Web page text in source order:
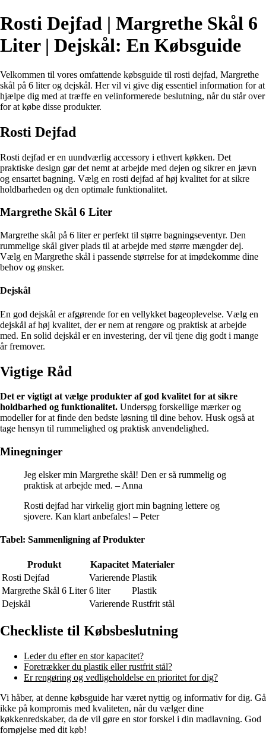
Rosti Dejfad | Margrethe Skål 6
Liter | Dejskål: En Købsguide
Velkommen til vores omfattende købsguide til rosti dejfad, Margrethe
skål på 6 liter og dejskål. Her vil vi give dig essentiel information for at
hjælpe dig med at træffe en velinformerede beslutning, når du står over
for at købe disse produkter.
Rosti Dejfad
Rosti dejfad er en uundværlig accessory i ethvert køkken. Det
praktiske design gør det nemt at arbejde med dejen og sikrer en jævn
og ensartet bagning. Vælg en rosti dejfad af høj kvalitet for at sikre
holdbarheden og den optimale funktionalitet.
Margrethe Skål 6 Liter
Margrethe skål på 6 liter er perfekt til større bagningseventyr. Den
rummelige skål giver plads til at arbejde med større mængder dej.
Vælg en Margrethe skål i passende størrelse for at imødekomme dine
behov og ønsker.
Dejskål
En god dejskål er afgørende for en vellykket bageoplevelse. Vælg en
dejskål af høj kvalitet, der er nem at rengøre og praktisk at arbejde
med. En solid dejskål er en investering, der vil tjene dig godt i mange
år fremover.
Vigtige Råd
Det er vigtigt at vælge produkter af god kvalitet for at sikre
holdbarhed og funktionalitet. Undersøg forskellige mærker og
modeller for at finde den bedste løsning til dine behov. Husk også at
tage hensyn til rummelighed og praktisk anvendelighed.
Minegninger
Jeg elsker min Margrethe skål! Den er så rummelig og
praktisk at arbejde med. – Anna
Rosti dejfad har virkelig gjort min bagning lettere og
sjovere. Kan klart anbefales! – Peter
Tabel: Sammenligning af Produkter
Produkt Kapacitet Materialer
Rosti Dejfad
Varierende Plastik
Margrethe Skål 6 Liter 6 liter
Plastik
Dejskål
Varierende Rustfrit stål
Checkliste til Købsbeslutning
Leder du efter en stor kapacitet?
Foretrækker du plastik eller rustfrit stål?
Er rengøring og vedligeholdelse en prioritet for dig?
Vi håber, at denne købsguide har været nyttig og informativ for dig. Gå
ikke på kompromis med kvaliteten, når du vælger dine
køkkenredskaber, da de vil gøre en stor forskel i din madlavning. God
fornøjelse med dit køb!